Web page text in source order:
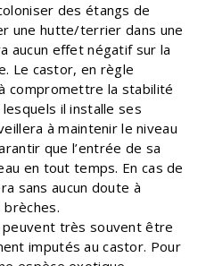
des étangs de
une hutte/terrier dans une
aucun effet négatif sur la
Le castor, en règle
compromettre la stabilité
il installe ses
à maintenir le niveau
que l’entrée de sa
en tout temps. En cas de
sans aucun doute à
très souvent être
imputés au castor. Pour